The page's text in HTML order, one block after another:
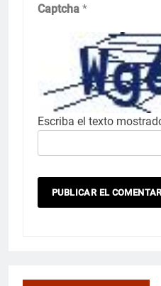
Captcha *
Escriba el texto